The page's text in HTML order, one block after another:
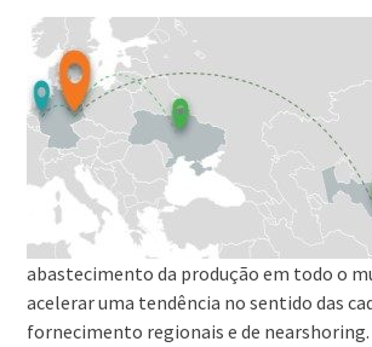
abastecimento da produção em todo o
acelerar uma tendência no sentido das
fornecimento regionais e de nearshoring.